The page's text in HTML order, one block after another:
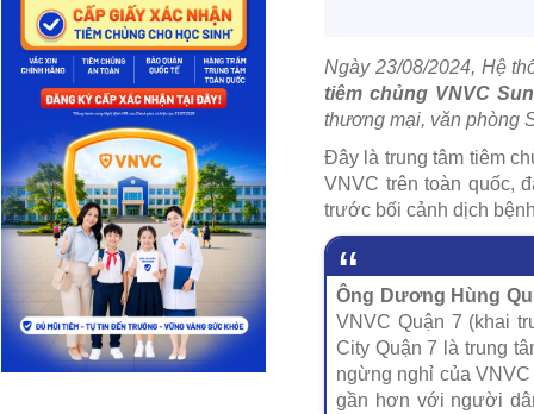
Ngày 23/08/2024, Hệ
tiêm chủng VNVC
thương mại, văn phòng
Đây là trung tâm tiêm
VNVC trên toàn quốc,
trước bối cảnh dịch
Ông Dương Hùng
VNVC Quận 7 (khai
City Quận 7 là trung
ngừng nghỉ của
gần hơn với người